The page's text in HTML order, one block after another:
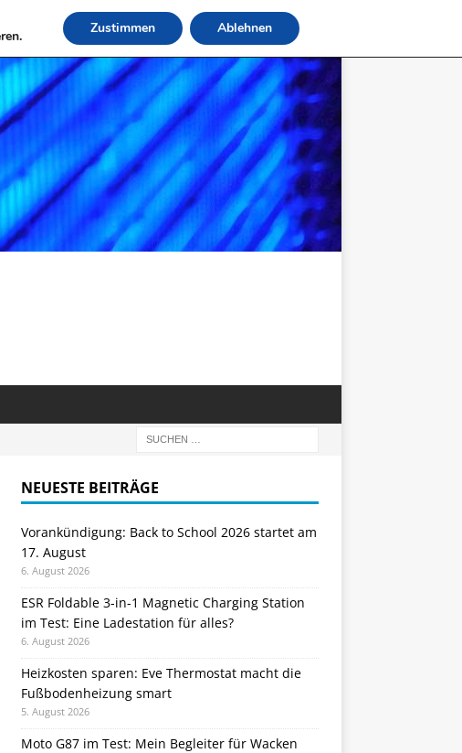
NEUESTE BEITRÄGE
Vorankündigung: Back to School 2026 startet am
17. August
6. August 2026
ESR Foldable 3-in-1 Magnetic Charging Station
im Test: Eine Ladestation für alles?
6. August 2026
Heizkosten sparen: Eve Thermostat macht die
Fußbodenheizung smart
5. August 2026
Moto G87 im Test: Mein Begleiter für Wacken
Zustimmen Ablehnen